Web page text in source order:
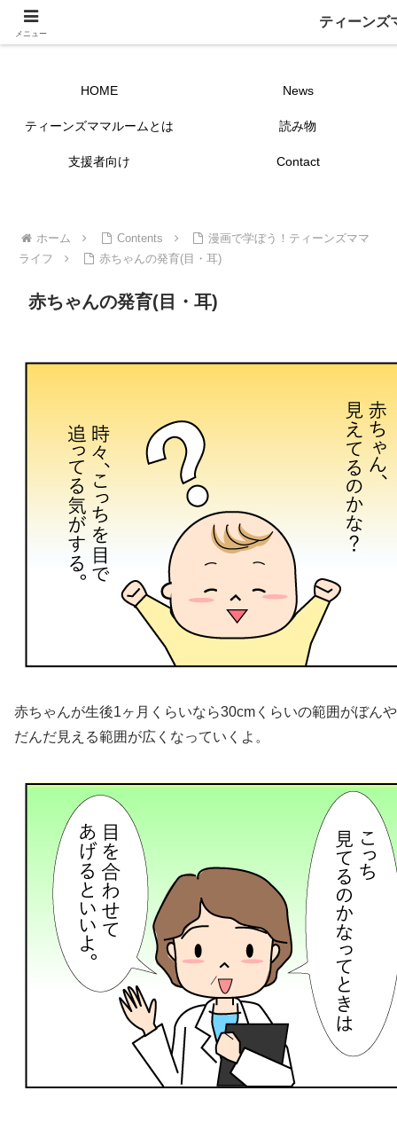
ティーンズママ ルームー ～つながーる～
HOME News
ティーンズママルームとは 読み物
支援者向け Contact
ホーム Contents
漫画で学ぼう！ティーンズママ
ライフ
赤ちゃんの発育(目・耳)
赤ちゃんの発育(目・耳)
赤ちゃんが生後1ヶ月くらいなら30cmくらいの範囲がぼん
だんだ見える範囲が広くなっていくよ。
メニュー
ティーンズ